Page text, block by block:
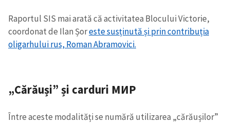
Raportul SIS mai arată că activitatea Blocului Victorie,
coordonat de Ilan Șoreste susținută și prin contribuția
oligarhului rus, Roman Abramovici.
„Cărăuși” și carduri МИР
Între aceste modalități se numără utilizarea „cărăușilor”